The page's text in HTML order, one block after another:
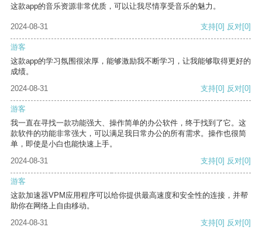
这款app的音乐资源非常优质，可以让我尽情享受音乐的魅力。
2024-08-31 支持[0] 反对[0]
游客
这款app的学习氛围很浓厚，能够激励我不断学习，让我能够取得更好的
成绩。
2024-08-31
支持[0] 反对[0]
游客
我一直在寻找一款功能强大、操作简单的办公软件，终于找到了它。这
款软件的功能非常强大，可以满足我日常办公的所有需求。操作也很简
单，即使是小白也能快速上手。
2024-08-31
支持[0] 反对[0]
游客
这款加速器VPM应用程序可以给你提供最高速度和安全性的连接，并帮
助你在网络上自由移动。
2024-08-31
支持[0] 反对[0]